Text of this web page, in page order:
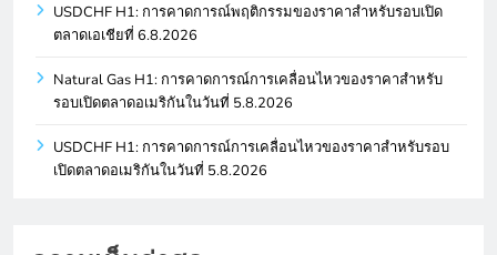
USDCHF H1: การคาดการณ์พฤติกรรมของราคาสำหรับรอบเปิด
ตลาดเอเชียที่ 6.8.2026
Natural Gas H1: การคาดการณ์การเคลื่อนไหวของราคาสำหรับ
รอบเปิดตลาดอเมริกันในวันที่ 5.8.2026
USDCHF H1: การคาดการณ์การเคลื่อนไหวของราคาสำหรับรอบ
เปิดตลาดอเมริกันในวันที่ 5.8.2026